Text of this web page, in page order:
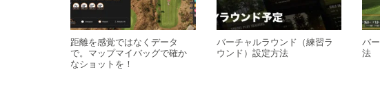
距離を感覚ではなくデータ
で。マップマイバッグで確か
なショットを！
バーチャルラウンド（練習ラ
ウンド）設定方法
バ
法